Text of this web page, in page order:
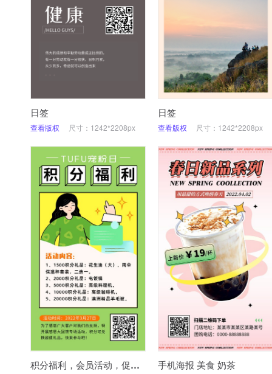
日签
查看版权 尺寸：1242*2208px
日签
查看版权 尺寸：1242*2208px
积分福利，会员活动，促销，营销，手机海报 手机海报 美食 奶茶